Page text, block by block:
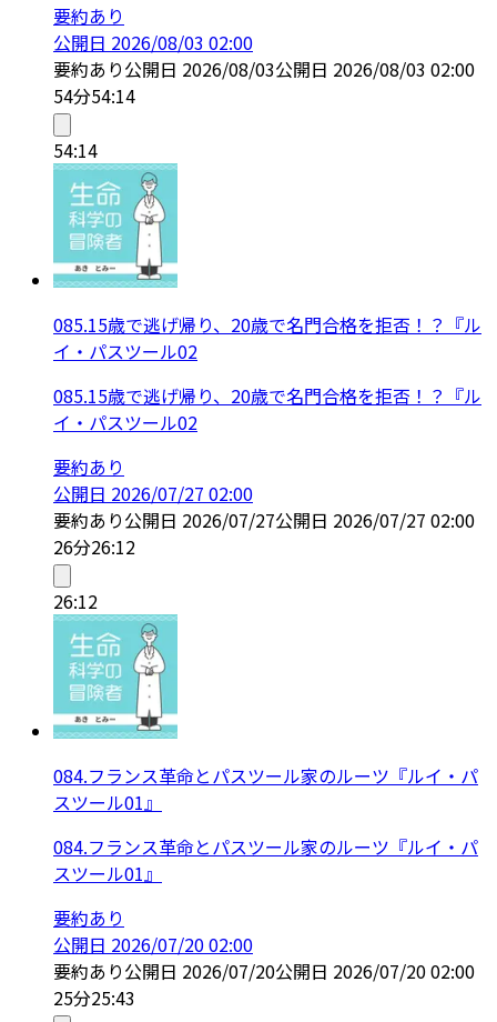
要約あり
公開日 2026/08/03 02:00
要約あり公開日 2026/08/03公開日 2026/08/03 02:00
54分54:14
54:14
085.15歳で逃げ帰り、20歳で名門合格を拒否！？『ル
イ・パスツール02
085.15歳で逃げ帰り、20歳で名門合格を拒否！？『ル
イ・パスツール02
要約あり
公開日 2026/07/27 02:00
要約あり公開日 2026/07/27公開日 2026/07/27 02:00
26分26:12
26:12
084.フランス革命とパスツール家のルーツ『ルイ・パ
スツール01』
084.フランス革命とパスツール家のルーツ『ルイ・パ
スツール01』
要約あり
公開日 2026/07/20 02:00
要約あり公開日 2026/07/20公開日 2026/07/20 02:00
25分25:43